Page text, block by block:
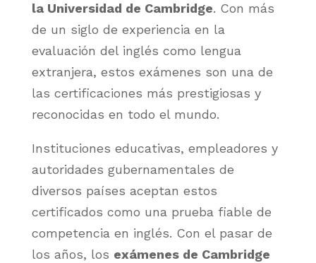
la Universidad de Cambridge. Con más
de un siglo de experiencia en la
evaluación del inglés como lengua
extranjera, estos exámenes son una de
las certificaciones más prestigiosas y
reconocidas en todo el mundo.
Instituciones educativas, empleadores y
autoridades gubernamentales de
diversos países aceptan estos
certificados como una prueba fiable de
competencia en inglés. Con el pasar de
los años, los exámenes de Cambridge